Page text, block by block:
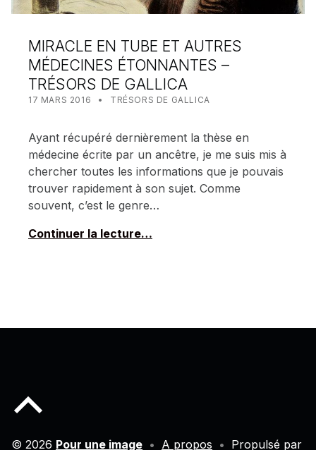
MIRACLE EN TUBE ET AUTRES
MÉDECINES ÉTONNANTES –
TRÉSORS DE GALLICA
POSTED ON:
17 MARS 2016 WRITTEN BY:
MEALIN
CATEGORIZED IN:
TRÉSORS DE GALLICA
Ayant récupéré dernièrement la thèse en
médecine écrite par un ancêtre, je me suis mis à
chercher toutes les informations que je pouvais
trouver rapidement à son sujet. Comme
souvent, c’est le genre…
Continuer la lecture…
© 2026 Pour une image • A propos • Propulsé par